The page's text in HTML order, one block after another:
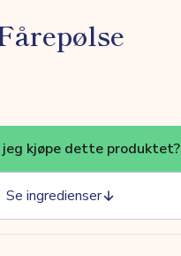
jeg kjøpe dette produktet?
Se ingredienser